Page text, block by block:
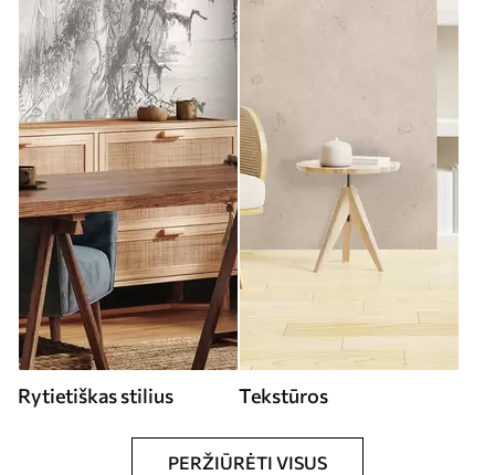
Rytietiškas stilius Tekstūros
PERŽIŪRĖTI VISUS